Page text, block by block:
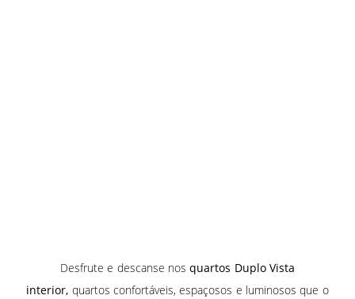
Desfrute e descanse nosquartos Duplo Vista
interior, quartos confortáveis, espaçosos e luminosos que o